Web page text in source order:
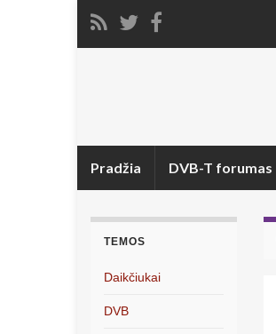
Pradžia DVB-T forumas
TEMOS
Daikčiukai
DVB